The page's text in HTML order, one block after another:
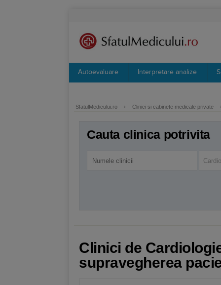
Autoevaluare Interpretare analize
SfatulMedicului.ro › Clinici si cabinete medicale private
Cauta clinica potrivita
Clinici de
supravegherea